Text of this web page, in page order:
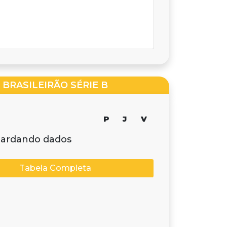
BRASILEIRÃO SÉRIE B
P J V
dados
Tabela Completa